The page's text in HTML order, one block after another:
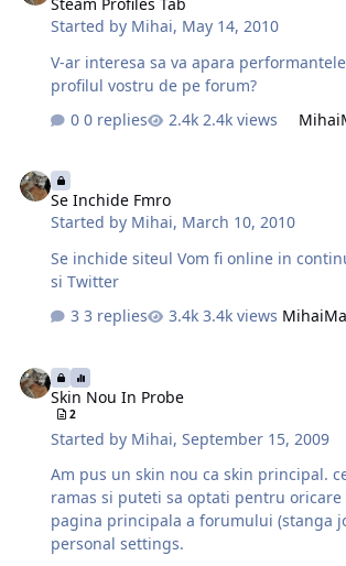
Steam Profiles Tab
Started by Mihai, May 14, 2010
V-ar interesa sa va apara
profilul vostru de pe forum?
0 replies
2.4k views Mihai
Se Inchide Fmro
Started by Mihai, March 10, 2010
Se inchide siteul Vom fi online in continuare pe FaceBook
si Twitter
3 replies
3.4k views Mihai
Skin Nou In Probe
2
Started by Mihai,September 15, 2009
Am pus un skin nou ca skin principal.
ramas si puteti sa optati pentru
pagina principala a forumului (stanga
personal settings.